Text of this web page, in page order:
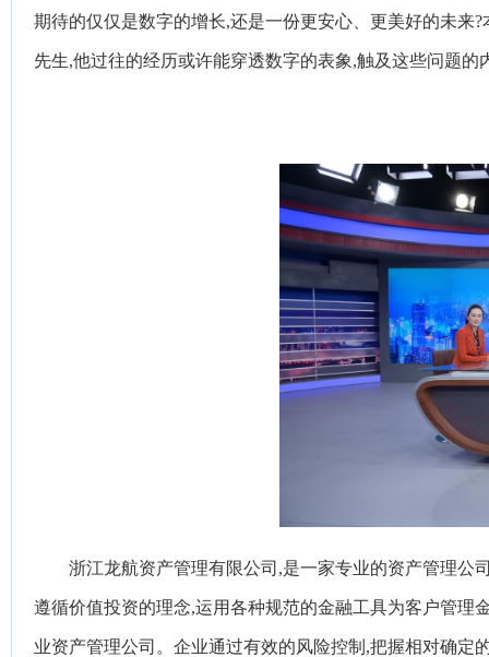
期待的仅仅是数字的增长,还是一份更安心、更美好的未
先生,他过往的经历或许能穿透数字的表象,触及这些问题的
浙江龙航资产管理有限公司,是一家专业的资产管理公
遵循价值投资的理念,运用各种规范的金融工具为客户管理
业资产管理公司。企业通过有效的风险控制,把握相对确定